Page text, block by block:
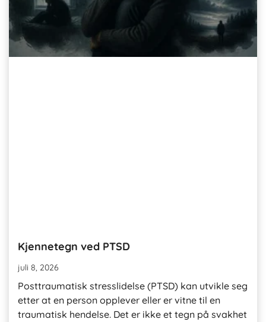
Kjennetegn ved PTSD
juli 8, 2026
Posttraumatisk stresslidelse (PTSD) kan utvikle seg
etter at en person opplever eller er vitne til en
traumatisk hendelse. Det er ikke et tegn på svakhet